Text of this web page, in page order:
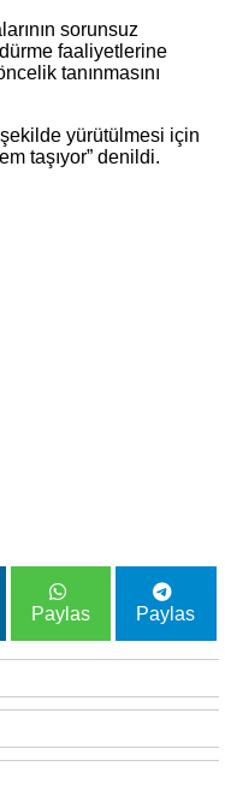
sorunsuz
faaliyetlerine
tanınmasını
şekilde yürütülmesi için
taşıyor” denildi.
Paylas Paylas